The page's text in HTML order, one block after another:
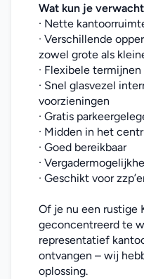
Wat kun je
· Nette
· Verschillende
zowel grote als
· Flexibele
· Snel glasvezel
voorzieningen
· Gratis
· Midden in het
· Goed bereikbaar
·
· Geschikt voor
Of je nu een rustige
geconcentreerd te
representatief
ontvangen – wij
oplossing.